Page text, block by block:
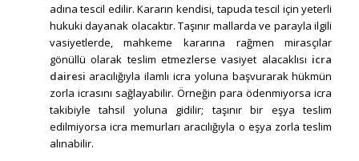
adına tescil edilir. Kararın kendisi, tapuda tescil için yeterli
hukuki dayanak olacaktır. Taşınır mallarda ve parayla ilgili
vasiyetlerde, mahkeme kararına rağmen mirasçılar
gönüllü olarak teslim etmezlerse vasiyet alacaklısı icra
dairesi aracılığıyla ilamlı icra yoluna başvurarak hükmün
zorla icrasını sağlayabilir. Örneğin para ödenmiyorsa icra
takibiyle tahsil yoluna gidilir; taşınır bir eşya teslim
edilmiyorsa icra memurları aracılığıyla o eşya zorla teslim
alınabilir.